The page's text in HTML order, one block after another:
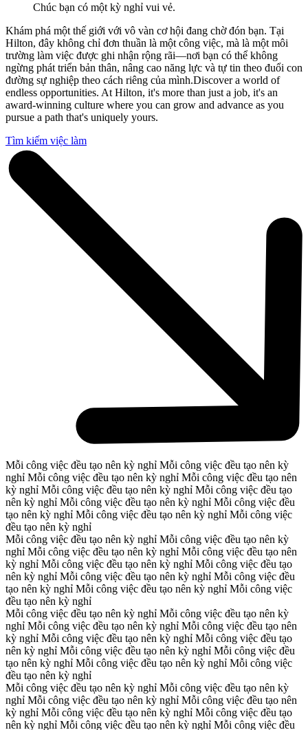
Chúc bạn có một kỳ nghỉ vui vẻ.
Khám phá một thế giới với vô vàn cơ hội đang chờ đón bạn. Tại
Hilton, đây không chỉ đơn thuần là một công việc, mà là một môi
trường làm việc được ghi nhận rộng rãi—nơi bạn có thể không
ngừng phát triển bản thân, nâng cao năng lực và tự tin theo đuổi con
đường sự nghiệp theo cách riêng của mình.Discover a world of
endless opportunities. At Hilton, it's more than just a job, it's an
award-winning culture where you can grow and advance as you
pursue a path that's uniquely yours.
Tìm kiếm việc làm
Mỗi công việc đều tạo nên kỳ nghỉ Mỗi công việc đều tạo nên kỳ
nghỉ Mỗi công việc đều tạo nên kỳ nghỉ Mỗi công việc đều tạo nên
kỳ nghỉ Mỗi công việc đều tạo nên kỳ nghỉ Mỗi công việc đều tạo
nên kỳ nghỉ Mỗi công việc đều tạo nên kỳ nghỉ Mỗi công việc đều
tạo nên kỳ nghỉ Mỗi công việc đều tạo nên kỳ nghỉ Mỗi công việc
đều tạo nên kỳ nghỉ
Mỗi công việc đều tạo nên kỳ nghỉ Mỗi công việc đều tạo nên kỳ
nghỉ Mỗi công việc đều tạo nên kỳ nghỉ Mỗi công việc đều tạo nên
kỳ nghỉ Mỗi công việc đều tạo nên kỳ nghỉ Mỗi công việc đều tạo
nên kỳ nghỉ Mỗi công việc đều tạo nên kỳ nghỉ Mỗi công việc đều
tạo nên kỳ nghỉ Mỗi công việc đều tạo nên kỳ nghỉ Mỗi công việc
đều tạo nên kỳ nghỉ
Mỗi công việc đều tạo nên kỳ nghỉ Mỗi công việc đều tạo nên kỳ
nghỉ Mỗi công việc đều tạo nên kỳ nghỉ Mỗi công việc đều tạo nên
kỳ nghỉ Mỗi công việc đều tạo nên kỳ nghỉ Mỗi công việc đều tạo
nên kỳ nghỉ Mỗi công việc đều tạo nên kỳ nghỉ Mỗi công việc đều
tạo nên kỳ nghỉ Mỗi công việc đều tạo nên kỳ nghỉ Mỗi công việc
đều tạo nên kỳ nghỉ
Mỗi công việc đều tạo nên kỳ nghỉ Mỗi công việc đều tạo nên kỳ
nghỉ Mỗi công việc đều tạo nên kỳ nghỉ Mỗi công việc đều tạo nên
kỳ nghỉ Mỗi công việc đều tạo nên kỳ nghỉ Mỗi công việc đều tạo
nên kỳ nghỉ Mỗi công việc đều tạo nên kỳ nghỉ Mỗi công việc đều